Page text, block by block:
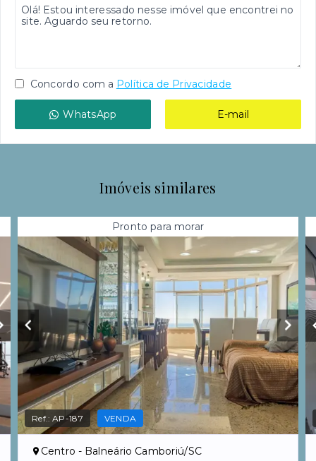
Concordo com a Política de Privacidade
WhatsApp E-mail
Imóveis similares
Pronto para morar
Ref.:AP-187 VENDA
Centro - Balneário Camboriú/SC